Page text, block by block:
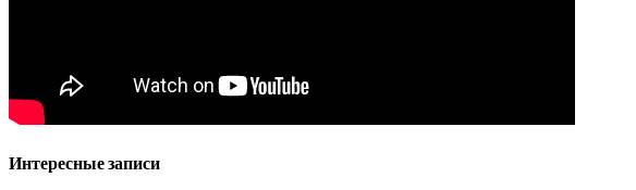
Интересные записи